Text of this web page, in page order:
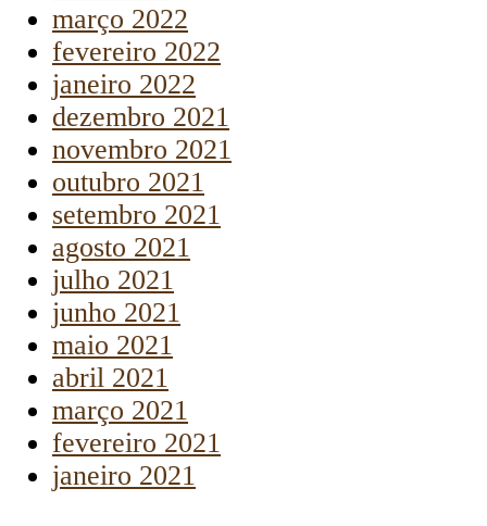
março 2022
fevereiro 2022
janeiro 2022
dezembro 2021
novembro 2021
outubro 2021
setembro 2021
agosto 2021
julho 2021
junho 2021
maio 2021
abril 2021
março 2021
fevereiro 2021
janeiro 2021